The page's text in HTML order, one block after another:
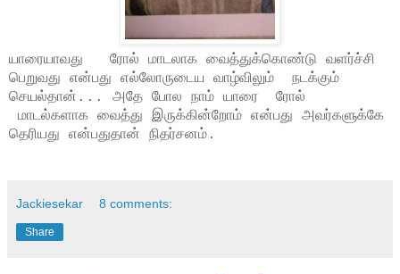
யாரையாவது ரோல் மாடலாக வைத்துக்கொண்டு வளர்ச்சி
பெறுவது என்பது எல்லோருடைய வாழ்விலும் நடக்கும்
செயல்தான்... அதே போல நாம் யாரை ரோல்
மாடல்களாக வைத்து இருக்கின்றோம் என்பது அவர்களுக்கே
தெரியது என்பதுதான் நிதர்சனம்.
Jackiesekar 8 comments:
Share